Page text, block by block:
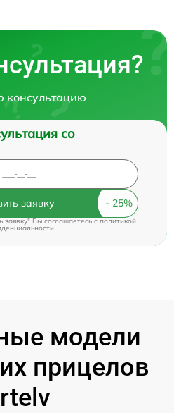
консультацию
со
заявку
заявку" Вы соглашаетесь cполитикой
модели
прицелов